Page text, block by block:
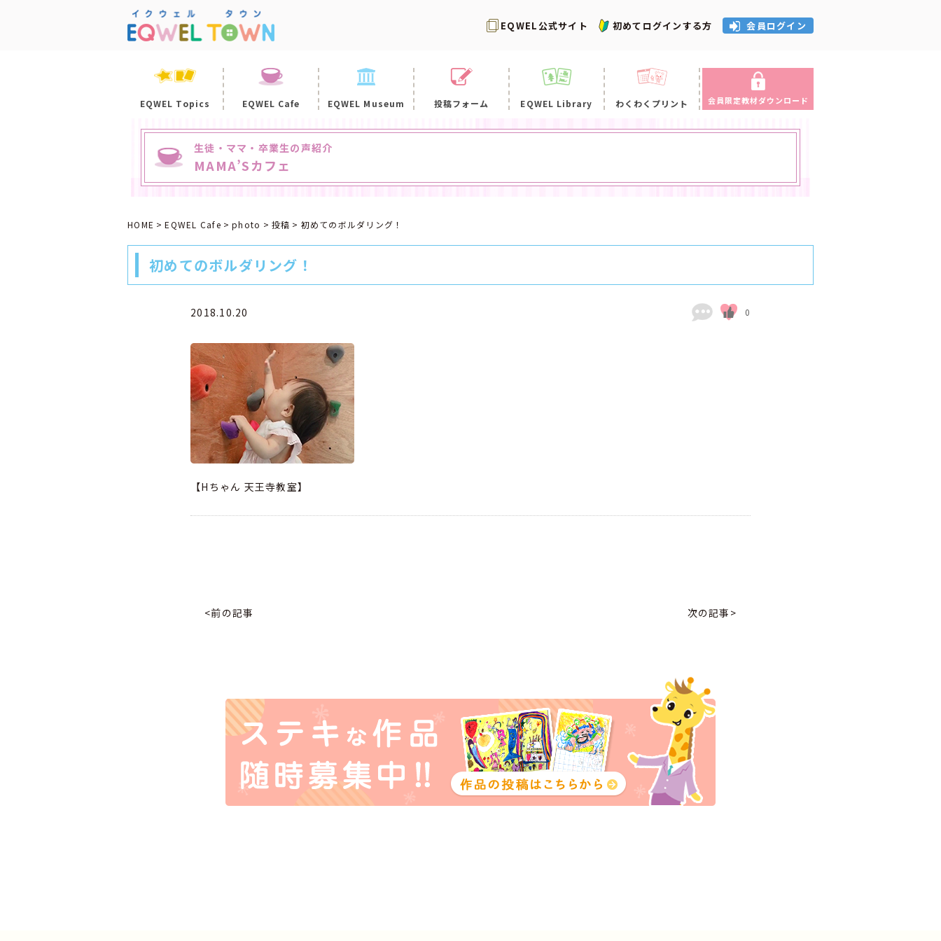
EQWEL公式サイト 初めてログインする方 会員ログイン
EQWEL Topics EQWEL Cafe EQWEL Museum 投稿フォーム EQWEL Library わくわくプリント 会員限定教材ダウンロード
生徒・ママ・卒業生の声紹介
MAMA’Sカフェ
HOME EQWEL Cafe photo 投稿 初めてのボルダリング！
初めてのボルダリング！
2018.10.20 0
【Hちゃん 天王寺教室】
<前の記事 次の記事>